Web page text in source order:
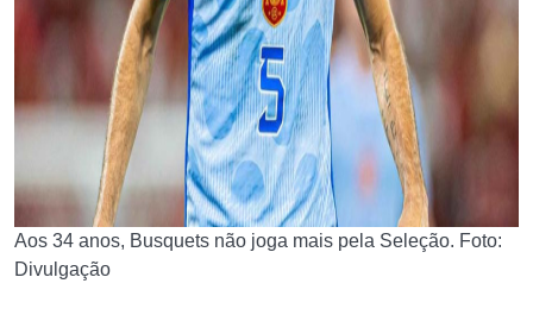
Aos 34 anos, Busquets não joga mais pela Seleção. Foto:
Divulgação